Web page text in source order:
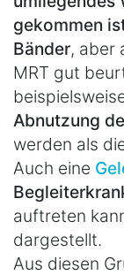
gekommen
Bänder, aber
MRT gut
Abnutzung
werden als
Auch eine
auftreten
dargestellt.
Aus diesen